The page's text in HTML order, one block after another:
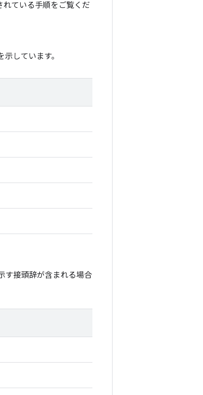
れている手順をご覧くだ
しています。
す接頭辞が含まれる場合